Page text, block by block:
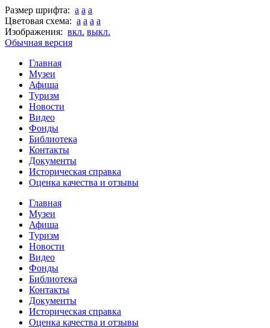
Размер шрифта: a a a
Цветовая схема: a a a a
Изображения: вкл. выкл.
Обычная версия
Главная
Музеи
Афиша
Туризм
Новости
Видео
Фонды
Библиотека
Контакты
Документы
Историческая справка
Оценка качества и отзывы
Главная
Музеи
Афиша
Туризм
Новости
Видео
Фонды
Библиотека
Контакты
Документы
Историческая справка
Оценка качества и отзывы